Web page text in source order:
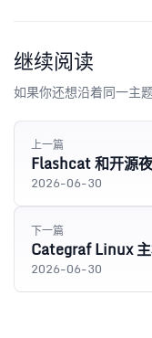
继续阅读
如果你还想沿着同一主
上一篇
Flashcat 和开源
2026-06-30
下一篇
Categraf Linux
2026-06-30